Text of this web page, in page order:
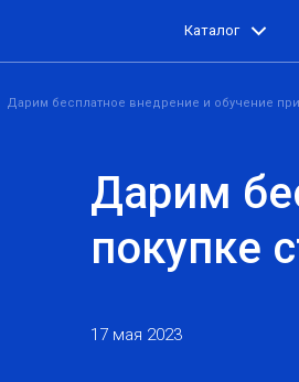
Каталог
Дарим бесплатное внедрение и обучение при
Дарим
покупке
17 мая 2023